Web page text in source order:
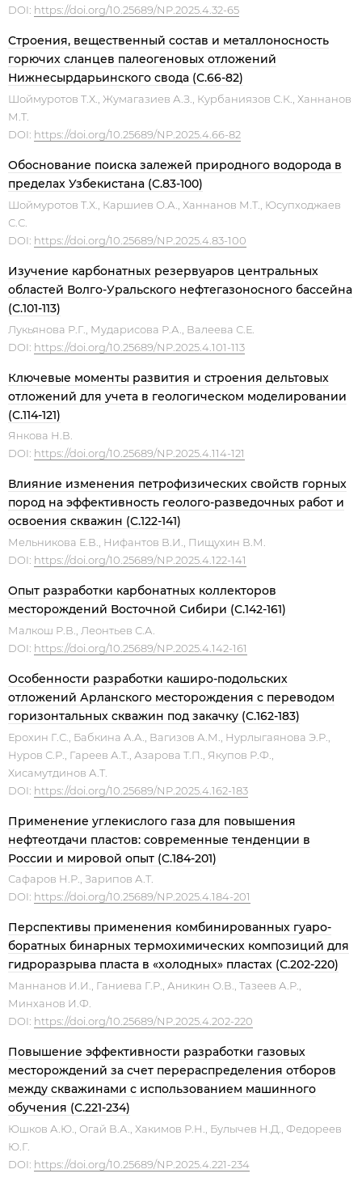
DOI: https://doi.org/10.25689/NP.2025.4.32-65
Строения, вещественный состав и металлоносность
горючих сланцев палеогеновых отложений
Нижнесырдарьинского свода (С.66-82)
Шоймуротов Т.Х., Жумагазиев А.З., Курбаниязов С.К., Ханнанов
М.Т.
DOI: https://doi.org/10.25689/NP.2025.4.66-82
Обоснование поиска залежей природного водорода в
пределах Узбекистана (С.83-100)
Шоймуротов Т.Х., Каршиев О.А., Ханнанов М.Т., Юсупходжаев
С.С.
DOI: https://doi.org/10.25689/NP.2025.4.83-100
Изучение карбонатных резервуаров центральных
областей Волго-Уральского нефтегазоносного бассейна
(С.101-113)
Лукьянова Р.Г., Мударисова Р.А., Валеева С.Е.
DOI: https://doi.org/10.25689/NP.2025.4.101-113
Ключевые моменты развития и строения дельтовых
отложений для учета в геологическом моделировании
(С.114-121)
Янкова Н.В.
DOI: https://doi.org/10.25689/NP.2025.4.114-121
Влияние изменения петрофизических свойств горных
пород на эффективность геолого-разведочных работ и
освоения скважин (С.122-141)
Мельникова Е.В., Нифантов В.И., Пищухин В.М.
DOI: https://doi.org/10.25689/NP.2025.4.122-141
Опыт разработки карбонатных коллекторов
месторождений Восточной Сибири (С.142-161)
Малкош Р.В., Леонтьев С.А.
DOI: https://doi.org/10.25689/NP.2025.4.142-161
Особенности разработки каширо-подольских
отложений Арланского месторождения с переводом
горизонтальных скважин под закачку (С.162-183)
Ерохин Г.С., Бабкина А.А., Вагизов А.М., Нурлыгаянова Э.Р.,
Нуров С.Р., Гареев А.Т., Азарова Т.П., Якупов Р.Ф.,
Хисамутдинов А.Т.
DOI: https://doi.org/10.25689/NP.2025.4.162-183
Применение углекислого газа для повышения
нефтеотдачи пластов: современные тенденции в
России и мировой опыт (С.184-201)
Сафаров Н.Р., Зарипов А.Т.
DOI: https://doi.org/10.25689/NP.2025.4.184-201
Перспективы применения комбинированных гуаро-
боратных бинарных термохимических композиций для
гидроразрыва пласта в «холодных» пластах (С.202-220)
Маннанов И.И., Ганиева Г.Р., Аникин О.В., Тазеев А.Р.,
Минханов И.Ф.
DOI: https://doi.org/10.25689/NP.2025.4.202-220
Повышение эффективности разработки газовых
месторождений за счет перераспределения отборов
между скважинами с использованием машинного
обучения (С.221-234)
Юшков А.Ю., Огай В.А., Хакимов Р.Н., Булычев Н.Д., Федореев
Ю.Г.
DOI: https://doi.org/10.25689/NP.2025.4.221-234